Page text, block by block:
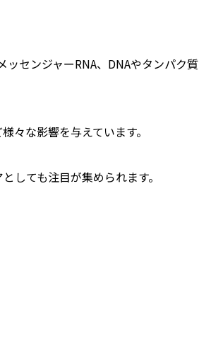
センジャーRNA、DNAやタンパク質
々な影響を与えています。
しても注目が集められます。